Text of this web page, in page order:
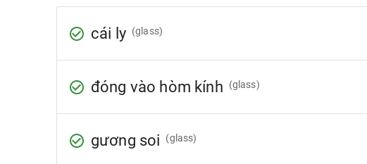
cái ly (glass)
đóng vào hòm kính (glass)
gương soi (glass)